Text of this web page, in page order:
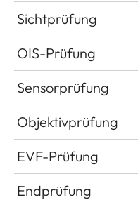
Sichtprüfung
OIS-Prüfung
Sensorprüfung
Objektivprüfung
EVF-Prüfung
Endprüfung